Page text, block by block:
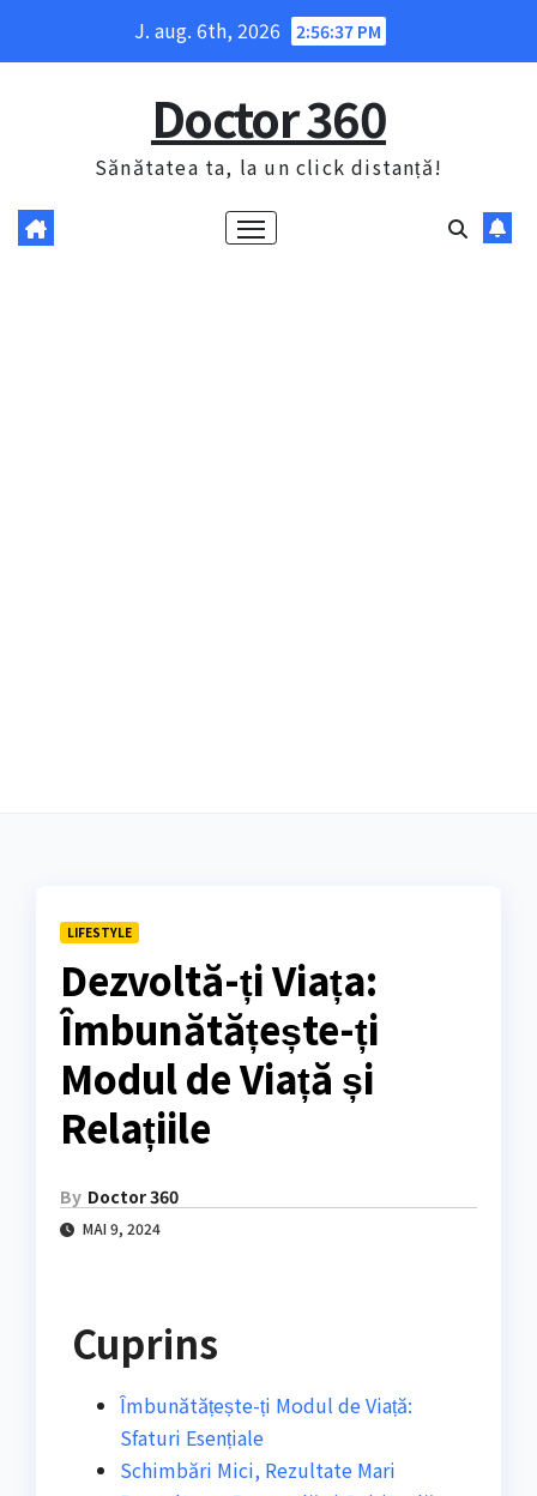
J. aug. 6th, 2026 2:56:38 PM
Doctor 360
Sănătatea ta, la un click distanță!
LIFESTYLE
Dezvoltă-ți Viața:
Îmbunătățește-ți
Modul de Viață și
Relațiile
By Doctor 360
MAI 9, 2024
Cuprins
Îmbunătățește-ți Modul de Viață:
Sfaturi Esențiale
Schimbări Mici, Rezultate Mari